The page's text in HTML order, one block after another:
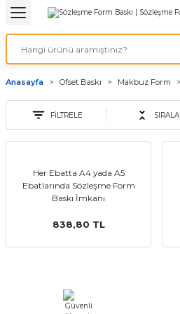
Geri Dön
Geri Dön
Geri Dön
Geri Dön
Ürünleri
Geri Dön
Geri Dön
Geri Dön
Anasayfa Ofset Baskı Makbuz Form
FİLTRELE SIRALA
Her Ebatta A4 yada A5
Ebatlarında Sözleşme Form
Baskı İmkanı
838,80 TL